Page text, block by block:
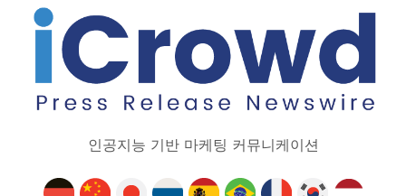
인공지능 기반 마케팅 커뮤니케이션